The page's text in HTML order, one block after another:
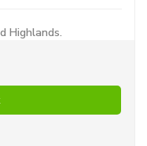
Highlands.